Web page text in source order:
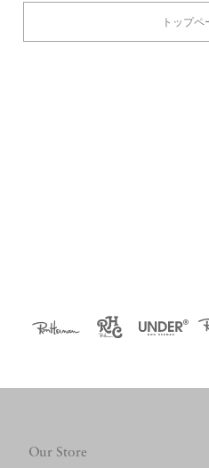
トップペ
Our Store